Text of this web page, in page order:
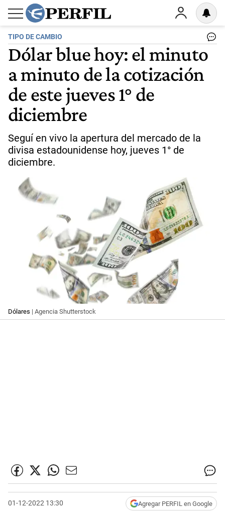
TIPO DE CAMBIO
Dólar blue hoy: el minuto
a minuto de la cotización
de este jueves 1° de
diciembre
Seguí en vivo la apertura del mercado de la
divisa estadounidense hoy, jueves 1° de
diciembre.
Dólares | Agencia Shutterstock
01-12-2022 13:30 Agregar PERFIL en Google